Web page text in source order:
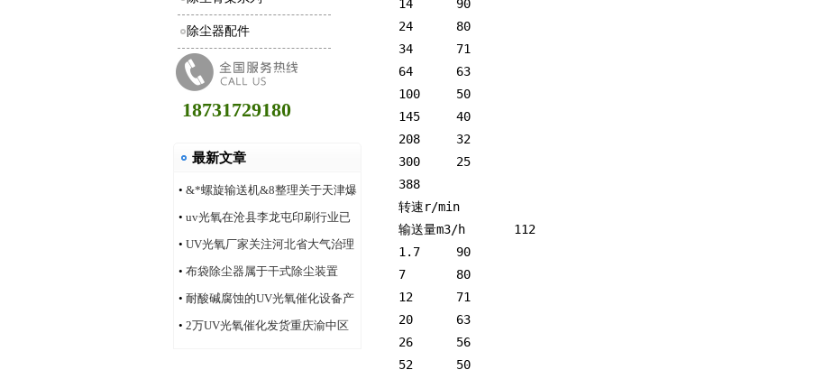
除尘器配件
18731729180
最新文章
• &*螺旋输送机&8整理关于天津爆
炸事件合理的评价
• uv光氧在沧县李龙屯印刷行业已
安装多家案例
• UV光氧厂家关注河北省大气治理
改善状况
• 布袋除尘器属于干式除尘装置
• 耐酸碱腐蚀的UV光氧催化设备产
品
• 2万UV光氧催化发货重庆渝中区
14	90
24	80
34	71
64	63
100	50
145	40
208	32
300	25
388
转速r/min
输送量m3/h	112
1.7	90
7	80
12	71
20	63
26	56
52	50